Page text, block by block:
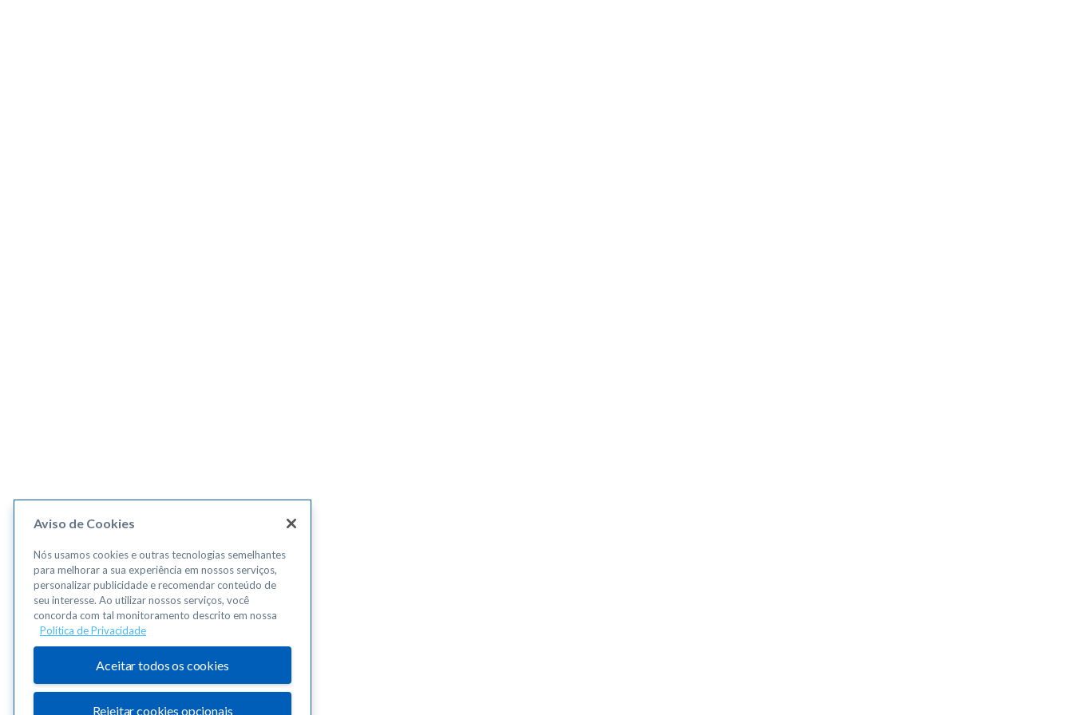
Aviso de Cookies
Nós usamos cookies e outras tecnologias semelhantes
para melhorar a sua experiência em nossos serviços,
personalizar publicidade e recomendar conteúdo de
seu interesse. Ao utilizar nossos serviços, você
concorda com tal monitoramento descrito em nossa
Política de Privacidade
Aceitar todos os cookies
Rejeitar cookies opcionais